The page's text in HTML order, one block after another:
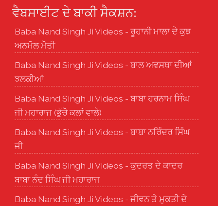
ਵੈਬਸਾਈਟ ਦੇ ਬਾਕੀ ਸੈਕਸ਼ਨ:
Baba Nand Singh Ji Videos - ਰੂਹਾਨੀ ਮਾਲਾ ਦੇ ਕੁਝ
ਅਨਮੋਲ ਮੋਤੀ
Baba Nand Singh Ji Videos - ਬਾਲ ਅਵਸਥਾ ਦੀਆਂ
ਝਲਕੀਆਂ
Baba Nand Singh Ji Videos - ਬਾਬਾ ਹਰਨਾਮ ਸਿੰਘ
ਜੀ ਮਹਾਰਾਜ (ਭੁੱਚੋ ਕਲਾਂ ਵਾਲੇ)
Baba Nand Singh Ji Videos - ਬਾਬਾ ਨਰਿੰਦਰ ਸਿੰਘ
ਜੀ
Baba Nand Singh Ji Videos - ਕੁਦਰਤ ਦੇ ਕਾਦਰ
ਬਾਬਾ ਨੰਦ ਸਿੰਘ ਜੀ ਮਹਾਰਾਜ
Baba Nand Singh Ji Videos - ਜੀਵਨ ਤੇ ਮੁਕਤੀ ਦੇ